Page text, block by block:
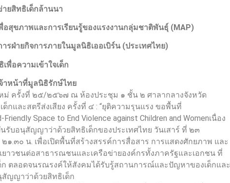
ายสิทธิเด็กล้านนา
อสุขภาพและการเรียนรู้ของแรงงานกลุ่มชาติพันธุ์ (MAP)
ฝ่ายกิจการภายในมูลนิธิเออเบิร์น (ประเทศไทย)
พื่อความเข้าใจเด็ก
าหน้าที่มูลนิธิรักษ์ไทย
ม่ ครั้งที่ ๒๕/๒๕๖๗ ณ ห้องประชุม ๑ ชั้น ๒ ศาลากลางจังหวัด
ด็กและสตรีส่งเสียง ครั้งที่ ๔ : “ยุติความรุนแรง ขอพื้นที่
Space to End Violence against Children and Womenเนื่อง
รับอนุสัญญาว่าด้วยสิทธิเด็กของประเทศไทย วันเสาร์ ที่ ๒๓
๑.๓๐ น. เพื่อเปิดพื้นที่สร้างสรรค์การสื่อสาร การแสดงศักยภาพ และ
ยาวชนต่อสาธารณชนและเครือข่ายองค์กรทั้งภาครัฐและเอกชน ที่
ก ตลอดจนรณรงค์ให้สังคมได้รับรู้สถานการณ์และปัญหาของเด็กและ
ญญาว่าด้วยสิทธิเด็ก